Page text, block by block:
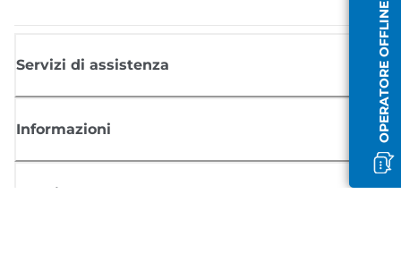
OPERATORE OFFLINE
Servizi di assistenza
Informazioni
Acquisto